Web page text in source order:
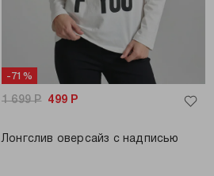
-71%
1 699Р 499 Р
Лонгслив оверсайз с надписью